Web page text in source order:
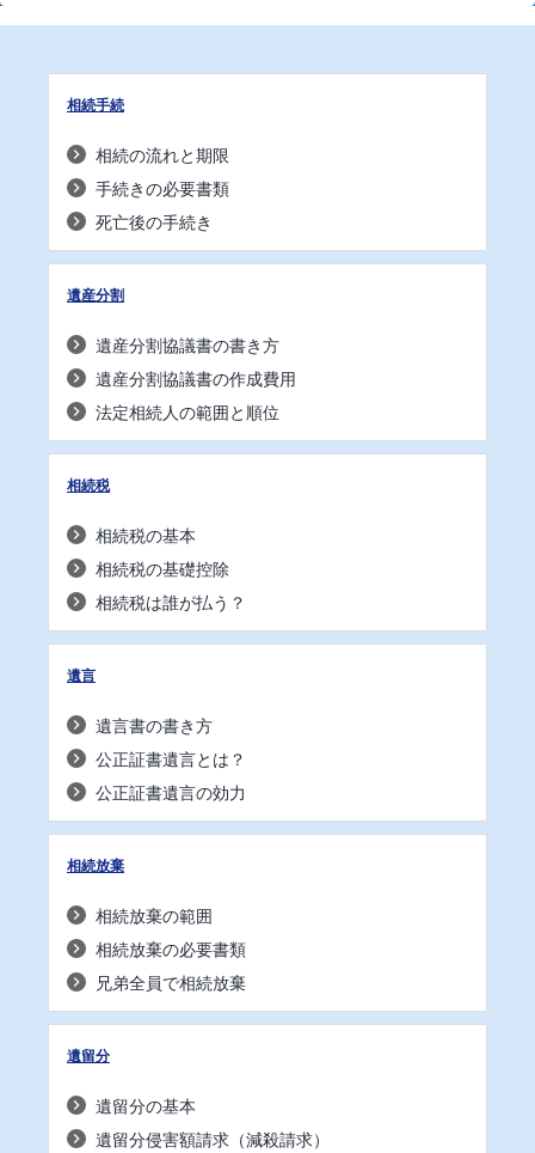
相続手続
相続の流れと期限
手続きの必要書類
死亡後の手続き
遺産分割
遺産分割協議書の書き方
遺産分割協議書の作成費用
法定相続人の範囲と順位
相続税
相続税の基本
相続税の基礎控除
相続税は誰が払う？
遺言
遺言書の書き方
公正証書遺言とは？
公正証書遺言の効力
相続放棄
相続放棄の範囲
相続放棄の必要書類
兄弟全員で相続放棄
遺留分
遺留分の基本
遺留分侵害額請求（減殺請求）